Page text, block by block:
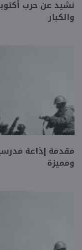
نشيد عن حرب
والكبار
ومميزة